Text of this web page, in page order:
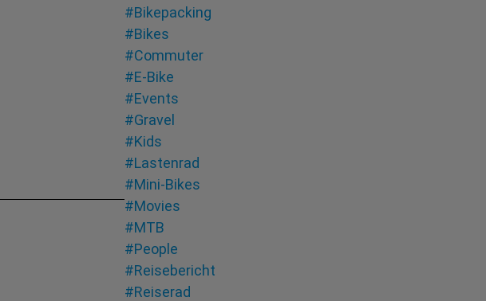
#Bikepacking
#Bikes
#Commuter
#E-Bike
#Events
#Gravel
#Kids
#Lastenrad
#Mini-Bikes
#Movies
#MTB
#People
#Reisebericht
#Reiserad